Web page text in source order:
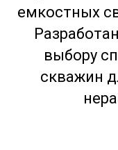
емкостных
выбору
скважин